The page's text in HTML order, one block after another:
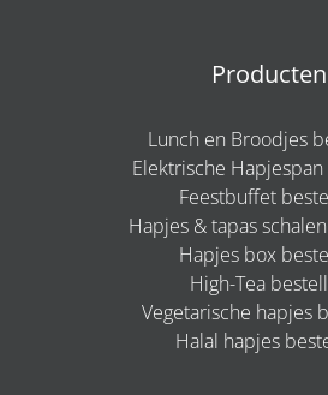
Producten
Lunch en Broodjes
Elektrische
Feestbuffet
Hapjes & tapas
Hapjes box
High-Tea
Vegetarische hapjes
Halal hapjes